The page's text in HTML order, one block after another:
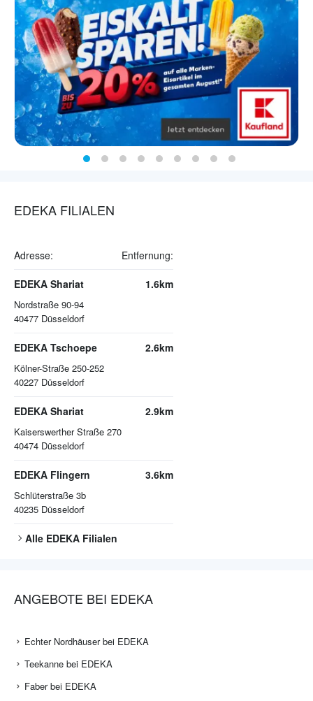
EDEKA FILIALEN
Adresse: Entfernung:
EDEKA Shariat
Nordstraße 90-94
40477 Düsseldorf
1.6km
EDEKA Tschoepe
Kölner-Straße 250-252
40227 Düsseldorf
2.6km
EDEKA Shariat
Kaiserswerther Straße 270
40474 Düsseldorf
2.9km
EDEKA Flingern
Schlüterstraße 3b
40235 Düsseldorf
3.6km
Alle EDEKA Filialen
ANGEBOTE BEI EDEKA
Echter Nordhäuser bei EDEKA
Teekanne bei EDEKA
Faber bei EDEKA